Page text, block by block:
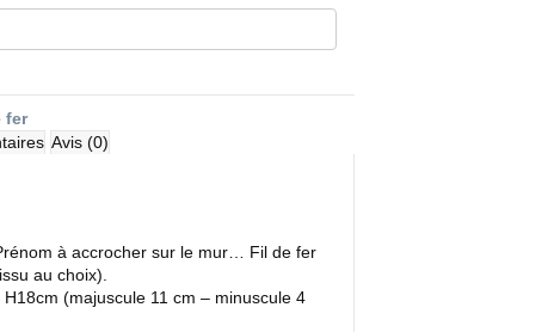
fer
Avis (0)
à accrocher sur le mur… Fil de fer
au choix).
(majuscule 11 cm – minuscule 4